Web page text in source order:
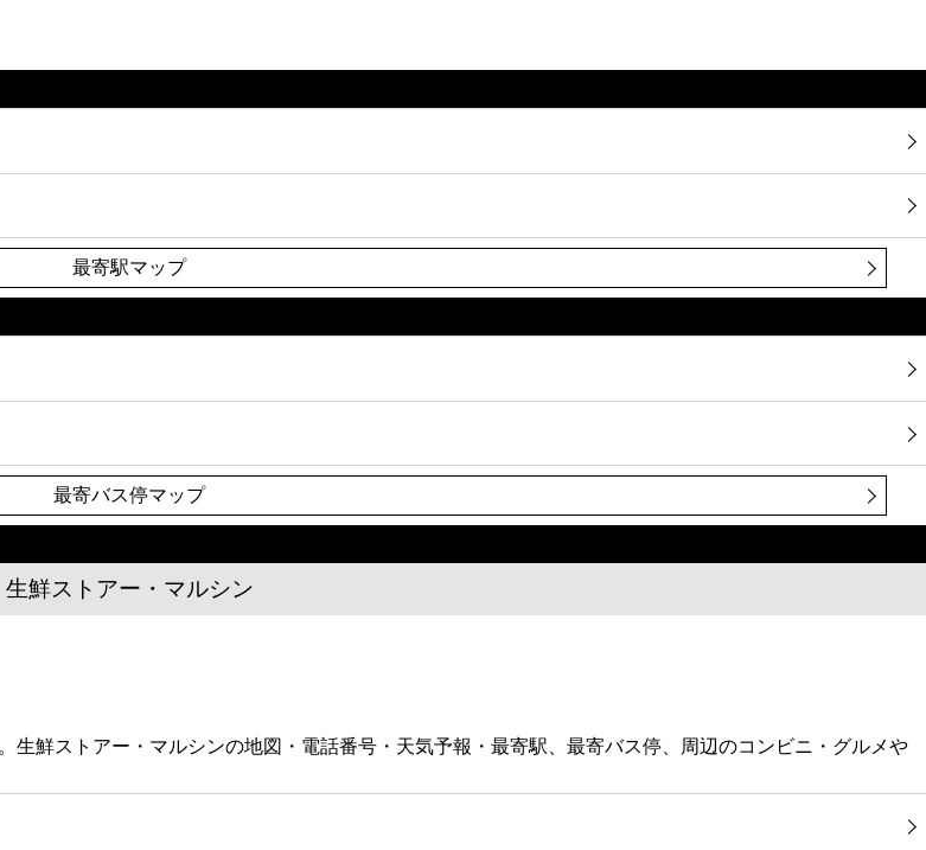
最寄駅マップ
最寄バス停マップ
生鮮ストアー・マルシン
鮮ストアー・マルシンの地図・電話番号・天気予報・最寄駅、最寄バス停、周辺のコンビニ・グルメや